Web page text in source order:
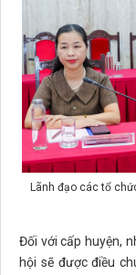
Lãnh đạo các tổ
Đối với cấp huyện,
hội sẽ được điều